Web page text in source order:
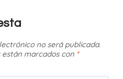
no será publicada.
marcados con *